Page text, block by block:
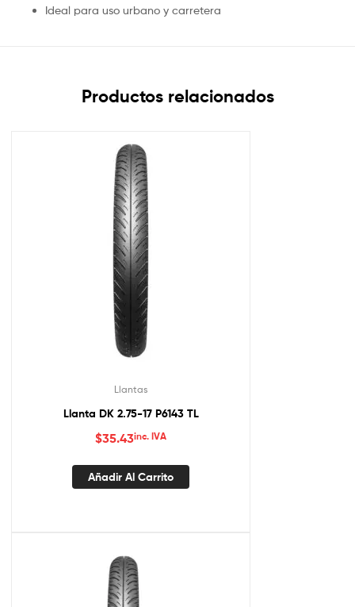
Ideal para uso urbano y carretera
Productos relacionados
Llantas
Llanta DK 2.75-17 P6143 TL
$35.43inc. IVA
Añadir Al Carrito